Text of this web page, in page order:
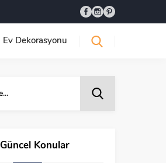
Ev Dekorasyonu
Güncel Konular